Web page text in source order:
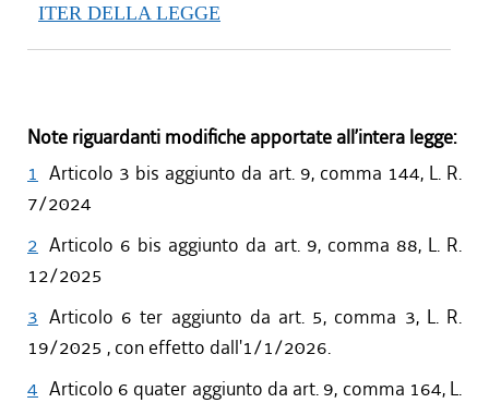
ITER DELLA LEGGE
Note riguardanti modifiche apportate all’intera legge:
1 Articolo 3 bis aggiunto da art. 9, comma 144, L. R.
7/2024
2 Articolo 6 bis aggiunto da art. 9, comma 88, L. R.
12/2025
3 Articolo 6 ter aggiunto da art. 5, comma 3, L. R.
19/2025 , con effetto dall'1/1/2026.
4 Articolo 6 quater aggiunto da art. 9, comma 164, L.